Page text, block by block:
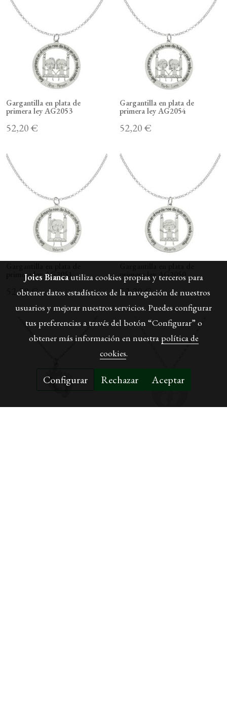
Gargantilla en plata de
primera ley AG2053
52,20 €
Gargantilla en plata de
primera ley AG2054
52,20 €
primera ley AG2051
52,20 €
primera ley AG2050
52,20 €
Joies Biancautiliza cookies propias y terceros para
obtener datos estadísticos de la navegación de nuestros
usuarios y mejorar nuestros servicios. Puedes configurar
tus preferencias a través del botón “Configurar” o
obtener más información en nuestra política de
cookies.
Configurar Rechazar Aceptar